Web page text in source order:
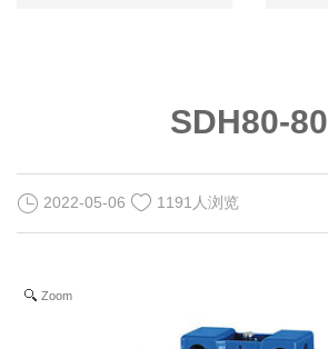
SDH80-80
2022-05-06 1191人浏览
Zoom